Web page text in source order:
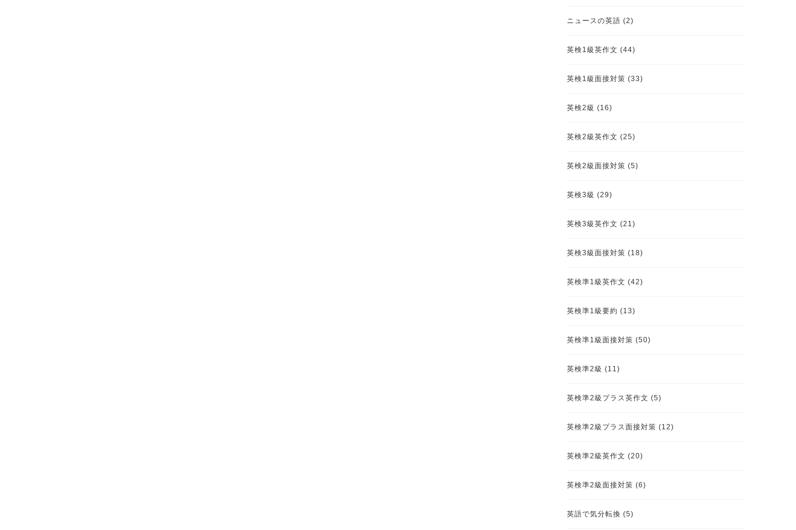
ニュースの英語 (2)
英検1級英作文 (44)
英検1級面接対策 (33)
英検2級 (16)
英検2級英作文 (25)
英検2級面接対策 (5)
英検3級 (29)
英検3級英作文 (21)
英検3級面接対策 (18)
英検準1級英作文 (42)
英検準1級要約 (13)
英検準1級面接対策 (50)
英検準2級 (11)
英検準2級プラス英作文 (5)
英検準2級プラス面接対策 (12)
英検準2級英作文 (20)
英検準2級面接対策 (6)
英語で気分転換 (5)